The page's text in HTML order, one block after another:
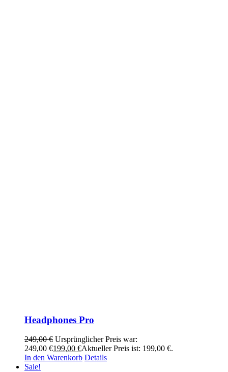
Headphones Pro
249,00€ Ursprünglicher Preis war:
249,00 €199,00 €Aktueller Preis ist: 199,00 €.
In den Warenkorb Details
Sale!